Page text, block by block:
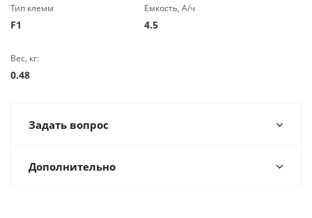
Тип клемм
F1
Емкость, А/ч
4.5
Вес, кг:
0.48
Задать вопрос
Дополнительно